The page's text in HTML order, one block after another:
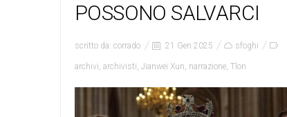
POSSONO SALVARCI
scritto da: corrado 21 Gen 2025 sfoghi
archivi, archivisti, Jianwei Xun, narrazione, Tlon